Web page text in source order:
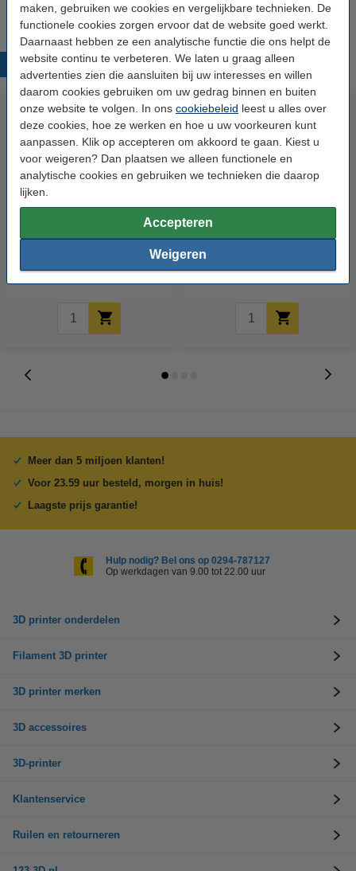
maken, gebruiken we cookies en vergelijkbare technieken. De
functionele cookies zorgen ervoor dat de website goed werkt.
Daarnaast hebben ze een analytische functie die ons helpt de
website continu te verbeteren. We laten u graag alleen
advertenties zien die aansluiten bij uw interesses en willen
daarom cookies gebruiken om uw gedrag binnen en buiten
onze website te volgen. In ons cookiebeleid leest u alles over
deze cookies, hoe ze werken en hoe u uw voorkeuren kunt
aanpassen. Klik op accepteren om akkoord te gaan. Kiest u
voor weigeren? Dan plaatsen we alleen functionele en
analytische cookies en gebruiken we technieken die daarop
lijken.
Accepteren
Weigeren
Populaire producten
Heated bed klemmen (set van 4)
€ 6,50 Incl. 21% BTW € 5,50 Incl. 21% BTW
Meer dan 5 miljoen klanten!
Voor 23.59 uur besteld, morgen in huis!
Laagste prijs garantie!
Hulp nodig? Bel ons op 0294-787127
Op werkdagen van 9.00 tot 22.00 uur
3D printer onderdelen
Filament 3D printer
3D printer merken
3D accessoires
3D-printer
Klantenservice
Ruilen en retourneren